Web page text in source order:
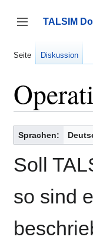
springen
Seitenleiste umschalten
TALSIM
Seite Diskussion
Sprachen:
Soll
so sind